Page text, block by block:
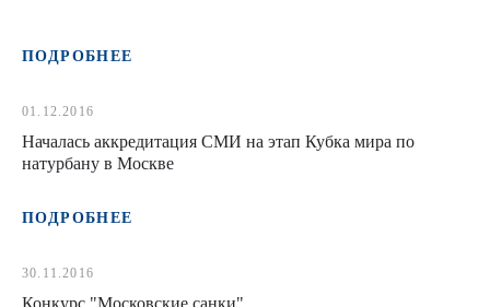
ПОДРОБНЕЕ
01.12.2016
Началась аккредитация СМИ на этап Кубка мира по
натурбану в Москве
ПОДРОБНЕЕ
30.11.2016
Конкурс "Московские санки"